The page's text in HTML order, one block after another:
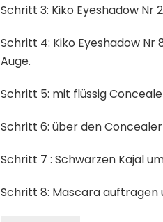
Schritt 3: Kiko Eyeshadow Nr
Schritt 4: Kiko Eyeshadow
Auge.
Schritt 5: mit flüssig
Schritt 6: über den
Schritt 7 : Schwarzen Kajal
Schritt 8: Mascara auftragen